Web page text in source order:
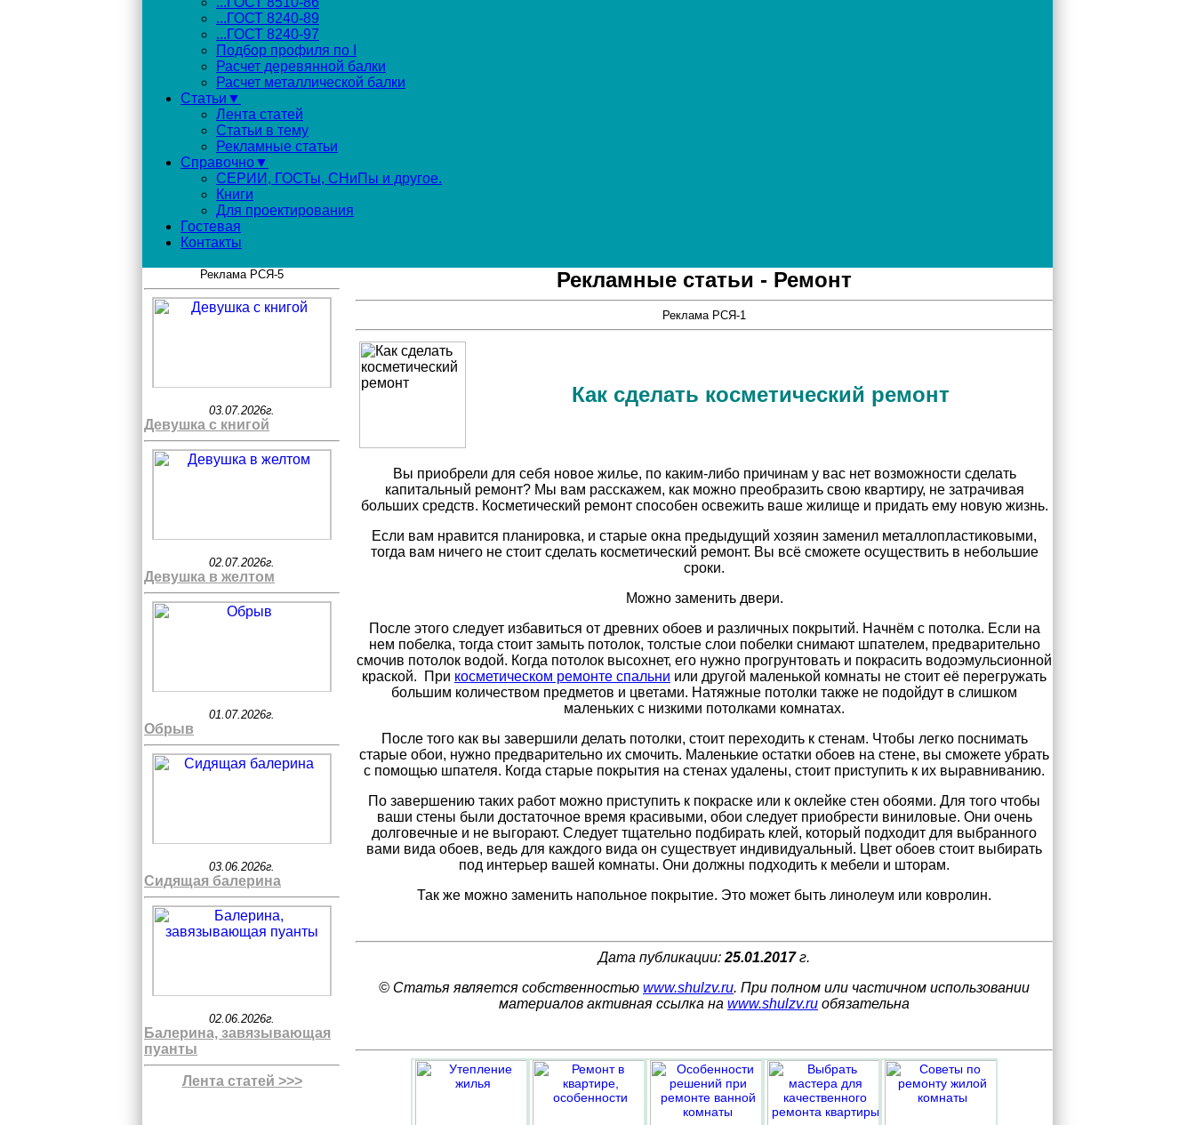
...ГОСТ 8240-89
...ГОСТ 8240-97
Подбор профиля по I
Расчет деревянной балки
Расчет металлической балки
Статьи▼
Лента статей
Статьи в тему
Рекламные статьи
Справочно▼
СЕРИИ, ГОСТы, СНиПы и другое.
Книги
Для проектирования
Гостевая
Контакты
Рекламные статьи - Ремонт
Реклама РСЯ-1
Как сделать косметический ремонт
Вы приобрели для себя новое жилье, по каким-либо причинам у вас нет возможности сделать
капитальный ремонт? Мы вам расскажем, как можно преобразить свою квартиру, не затрачивая
больших средств. Косметический ремонт способен освежить ваше жилище и придать ему новую жизнь.
Если вам нравится планировка, и старые окна предыдущий хозяин заменил металлопластиковыми,
тогда вам ничего не стоит сделать косметический ремонт. Вы всё сможете осуществить в небольшие
сроки.
Можно заменить двери.
После этого следует избавиться от древних обоев и различных покрытий. Начнём с потолка. Если на
нем побелка, тогда стоит замыть потолок, толстые слои побелки снимают шпателем, предварительно
смочив потолок водой. Когда потолок высохнет, его нужно прогрунтовать и покрасить водоэмульсионной
краской. При косметическом ремонте спальни или другой маленькой комнаты не стоит её перегружать
большим количеством предметов и цветами. Натяжные потолки также не подойдут в слишком
маленьких с низкими потолками комнатах.
После того как вы завершили делать потолки, стоит переходить к стенам. Чтобы легко поснимать
старые обои, нужно предварительно их смочить. Маленькие остатки обоев на стене, вы сможете убрать
с помощью шпателя. Когда старые покрытия на стенах удалены, стоит приступить к их выравниванию.
По завершению таких работ можно приступить к покраске или к оклейке стен обоями. Для того чтобы
ваши стены были достаточное время красивыми, обои следует приобрести виниловые. Они очень
долговечные и не выгорают. Следует тщательно подбирать клей, который подходит для выбранного
вами вида обоев, ведь для каждого вида он существует индивидуальный. Цвет обоев стоит выбирать
под интерьер вашей комнаты. Они должны подходить к мебели и шторам.
Так же можно заменить напольное покрытие. Это может быть линолеум или ковролин.
Дата публикации: 25.01.2017г.
© Статья является собственностью www.shulzv.ru. При полном или частичном использовании
материалов активная ссылка на www.shulzv.ru обязательна
Реклама РСЯ-5
03.07.2026г.
Девушка с книгой
02.07.2026г.
Девушка в желтом
01.07.2026г.
Обрыв
03.06.2026г.
Сидящая балерина
02.06.2026г.
Балерина, завязывающая
пуанты
Лента статей >>>